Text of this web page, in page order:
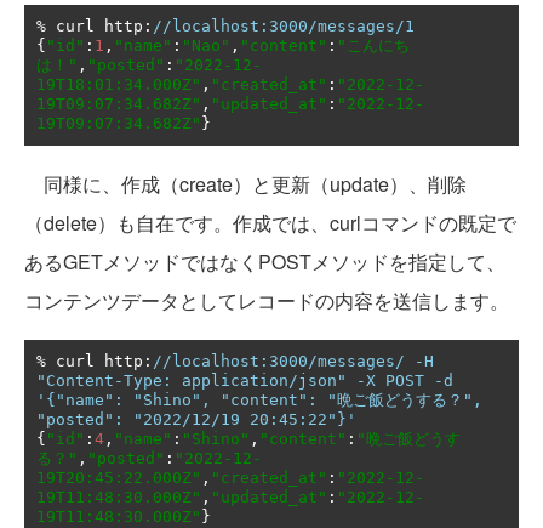
% curl http : //localhost:3000/messages/1
{ "id" : 1 , "name" : "Nao" , "content" : "こんにち
は！" , "posted" : "2022-12-
19T18:01:34.000Z" , "created_at" : "2022-12-
19T09:07:34.682Z" , "updated_at" : "2022-12-
19T09:07:34.682Z" }
同様に、作成（create）と更新（update）、削除
（delete）も自在です。作成では、curlコマンドの既定で
あるGETメソッドではなくPOSTメソッドを指定して、
コンテンツデータとしてレコードの内容を送信します。
% curl http : //localhost:3000/messages/ -H
"Content-Type: application/json" -X POST -d
'{"name": "Shino", "content": "晩ご飯どうする？",
"posted": "2022/12/19 20:45:22"}'
{ "id" : 4 , "name" : "Shino" , "content" : "晩ご飯どうす
る？" , "posted" : "2022-12-
19T20:45:22.000Z" , "created_at" : "2022-12-
19T11:48:30.000Z" , "updated_at" : "2022-12-
19T11:48:30.000Z" }